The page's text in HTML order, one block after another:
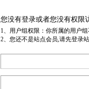
您没有登录或者您没有权限
1、用户组权限：你所属的用户
2、您还不是站点会员,请先登录